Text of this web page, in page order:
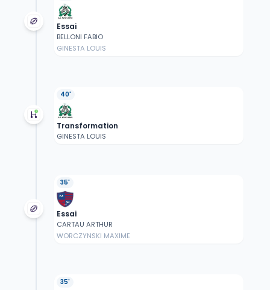
Essai
BELLONI FABIO
GINESTA LOUIS
40'
Transformation
GINESTA LOUIS
35'
Essai
CARTAU ARTHUR
WORCZYNSKI MAXIME
35'